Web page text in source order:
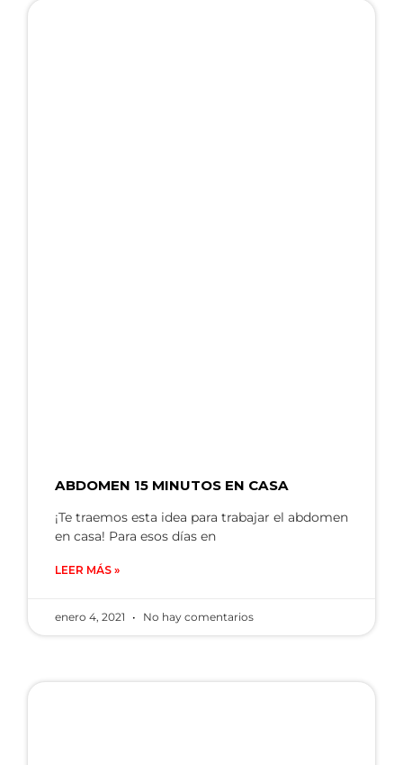
ABDOMEN 15 MINUTOS EN CASA
¡Te traemos esta idea para trabajar el abdomen
en casa! Para esos días en
LEER MÁS »
enero 4, 2021 No hay comentarios